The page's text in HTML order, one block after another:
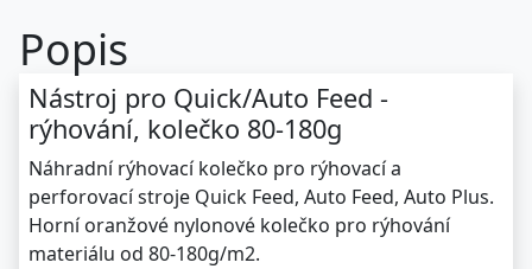
spodní kolečko 200-270g
spodní kolečko 250-350g Kč 1.096,00
podávací pásek (479,16 s DPH)
Popis
Nástroj pro Quick/Auto Feed -
rýhování, kolečko 80-180g
Náhradní rýhovací kolečko pro rýhovací a
perforovací stroje Quick Feed, Auto Feed, Auto Plus.
Horní oranžové nylonové kolečko pro rýhování
materiálu od 80-180g/m2.